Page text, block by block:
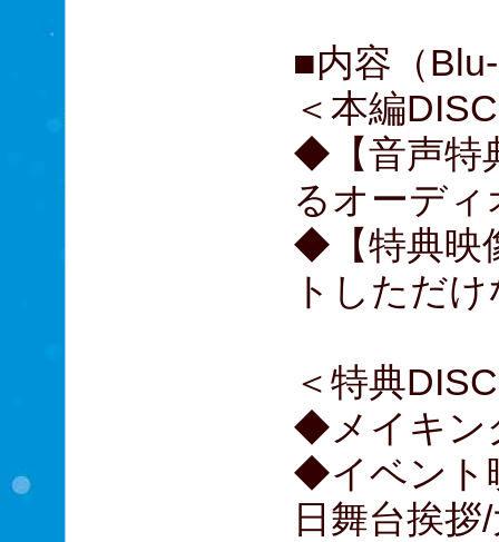
■内容（
＜本編
◆【音声特
るオーデ
◆【特典映
トしただ
＜特典
◆メイキン
◆イベント
日舞台挨